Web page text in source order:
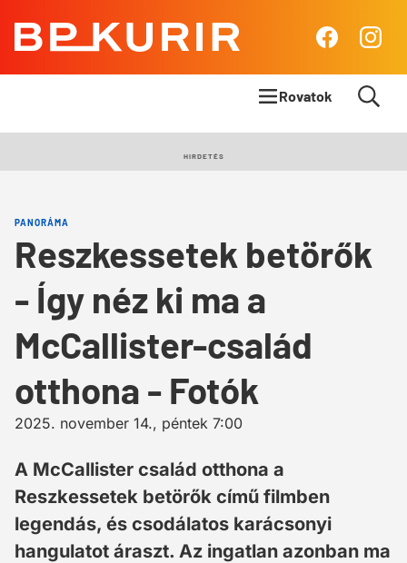
Body & Mind
Queens Blog
Rovatok
HIRDETÉS
PANORÁMA
Reszkessetek betörők
- Így néz ki ma a
McCallister-család
otthona - Fotók
2025. november 14., péntek 7:00
A McCallister család otthona a
Reszkessetek betörők című filmben
legendás, és csodálatos karácsonyi
hangulatot áraszt. Az ingatlan azonban ma